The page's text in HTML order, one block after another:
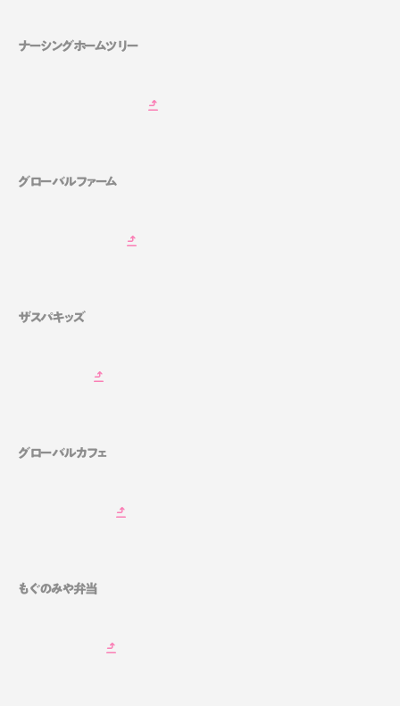
ナーシングホームツリー
グローバルファーム
ザスパキッズ
グローバルカフェ
もぐのみや弁当